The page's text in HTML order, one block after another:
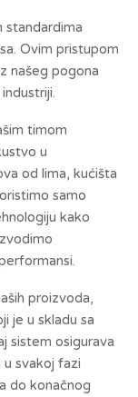
standardima
Ovim pristupom
našeg pogona
timom
u
od lima, kućišta
samo
kako
proizvoda,
je u skladu sa
sistem osigurava
svakoj fazi
do konačnog